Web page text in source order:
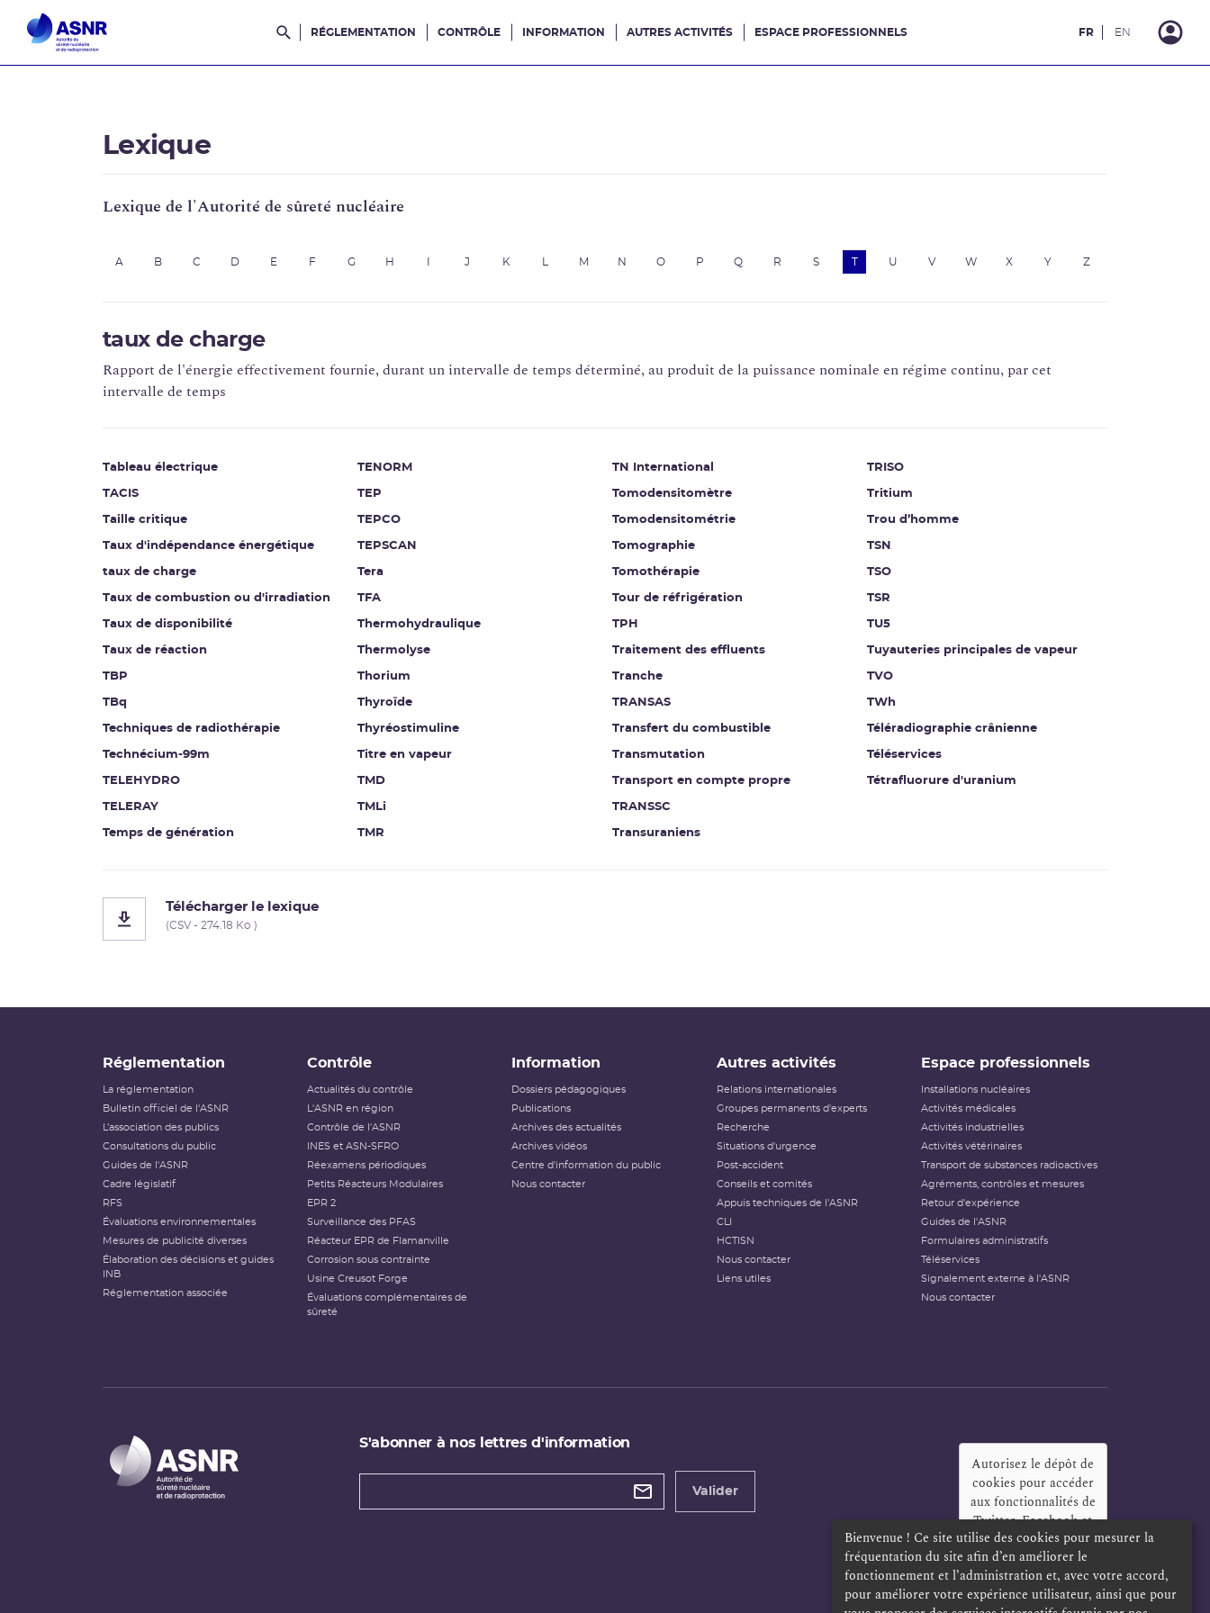
Rechercher dans le site
RÉGLEMENTATION CONTRÔLE INFORMATION AUTRES ACTIVITÉS ESPACE PROFESSIONNELS FR EN
Lexique
Lexique de l'Autorité de sûreté nucléaire
A B C D E F G H J K M N O P Q R S T U V W X Y Z
taux de charge
Rapport de l'énergie effectivement fournie, durant un intervalle de temps déterminé, au produit de la puissance nominale en régime continu, par cet
intervalle de temps
Tableau électrique
TACIS
Taille critique
Taux d'indépendance énergétique
taux de charge
Taux de combustion ou d'irradiation
Taux de disponibilité
Taux de réaction
TBP
TBq
Techniques de radiothérapie
Technécium-99m
TELEHYDRO
TELERAY
Temps de génération
TENORM
TEP
TEPCO
TEPSCAN
Tera
TFA
Thermohydraulique
Thermolyse
Thorium
Thyroïde
Thyréostimuline
Titre en vapeur
TMD
TMLi
TMR
TN International
Tomodensitomètre
Tomodensitométrie
Tomographie
Tomothérapie
Tour de réfrigération
TPH
Traitement des effluents
Tranche
TRANSAS
Transfert du combustible
Transmutation
Transport en compte propre
TRANSSC
Transuraniens
TRISO
Tritium
Trou d’homme
TSN
TSO
TSR
TU5
Tuyauteries principales de vapeur
TVO
TWh
Téléradiographie crânienne
Téléservices
Tétrafluorure d'uranium
Télécharger le lexique
(CSV - 274.18 Ko )
Réglementation
La réglementation
Bulletin officiel de l'ASNR
L’association des publics
Consultations du public
Guides de l'ASNR
Cadre législatif
RFS
Évaluations environnementales
Mesures de publicité diverses
Élaboration des décisions et guides
INB
Réglementation associée
Contrôle
Actualités du contrôle
L'ASNR en région
Contrôle de l'ASNR
INES et ASN-SFRO
Réexamens périodiques
Petits Réacteurs Modulaires
EPR 2
Surveillance des PFAS
Réacteur EPR de Flamanville
Corrosion sous contrainte
Usine Creusot Forge
Évaluations complémentaires de
sûreté
Information
Dossiers pédagogiques
Publications
Archives des actualités
Archives vidéos
Centre d'information du public
Nous contacter
Autres activités
Relations internationales
Groupes permanents d'experts
Recherche
Situations d'urgence
Post-accident
Conseils et comités
Appuis techniques de l'ASNR
CLI
HCTISN
Nous contacter
Liens utiles
Espace professionnels
Installations nucléaires
Activités médicales
Activités industrielles
Activités vétérinaires
Transport de substances radioactives
Agréments, contrôles et mesures
Retour d'expérience
Guides de l'ASNR
Formulaires administratifs
Téléservices
Signalement externe à l'ASNR
Nous contacter
S'abonner à nos lettres d'information
Valider
Autorisez le dépôt de
cookies pour accéder
aux fonctionnalités de
Twitter, Facebook et
LinkedIn?
Oui
Toujours
Bienvenue ! Ce site utilise des cookies pour mesurer la
fréquentation du site afin d’en améliorer le
fonctionnement et l’administration et, avec votre accord,
pour améliorer votre expérience utilisateur, ainsi que pour